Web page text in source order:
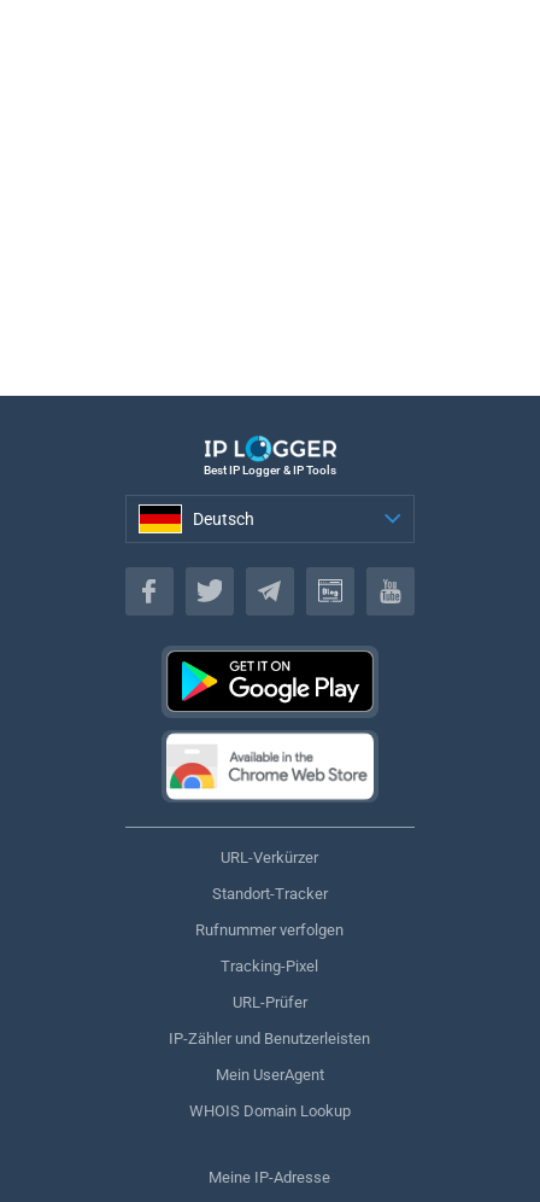
Best IP Logger & IP Tools
Deutsch
Deutsch
URL-Verkürzer
Standort-Tracker
Rufnummer verfolgen
Tracking-Pixel
URL-Prüfer
IP-Zähler und Benutzerleisten
Mein UserAgent
WHOIS Domain Lookup
Meine IP-Adresse